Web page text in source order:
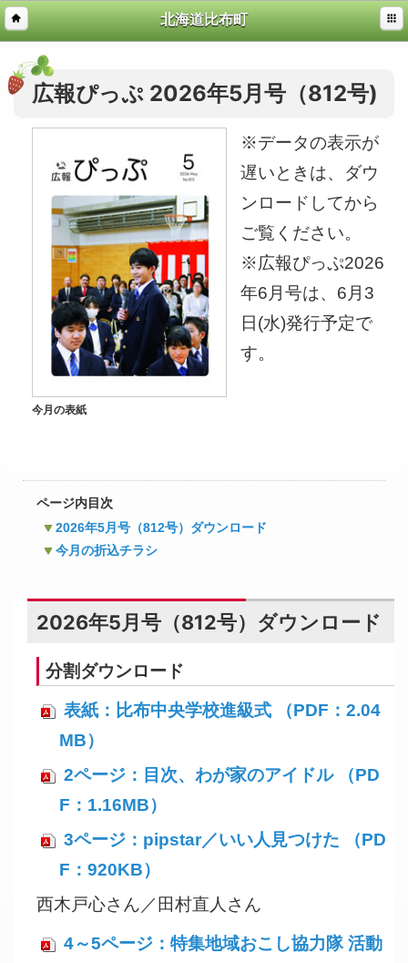
北海道比布町
広報ぴっぷ 2026年5月号（812号)
今月の表紙
※データの表示が
遅いときは、ダウ
ンロードしてから
ご覧ください。
※広報ぴっぷ2026
年6月号は、6月3
日(水)発行予定で
す。
ページ内目次
2026年5月号（812号）ダウンロード
今月の折込チラシ
2026年5月号（812号）ダウンロード
分割ダウンロード
表紙：比布中央学校進級式 （PDF：2.04
MB）
2ページ：目次、わが家のアイドル （PD
F：1.16MB）
3ページ：pipstar／いい人見つけた （PD
F：920KB）
西木戸心さん／田村直人さん
4～5ページ：特集地域おこし協力隊 活動